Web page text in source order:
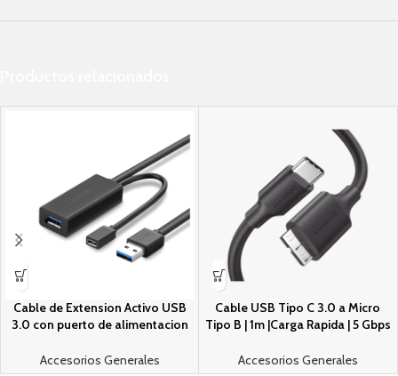
Cable de Extension Activo USB
3.0 con puerto de alimentacion
a 5Gbps / No requiere
Accesorios Generales
Cable USB Tipo C 3.0 a Micro
Tipo B | 1m |Carga Rapida | 5 Gbps
Blindaje Interior Miºltiple |
Accesorios Generales